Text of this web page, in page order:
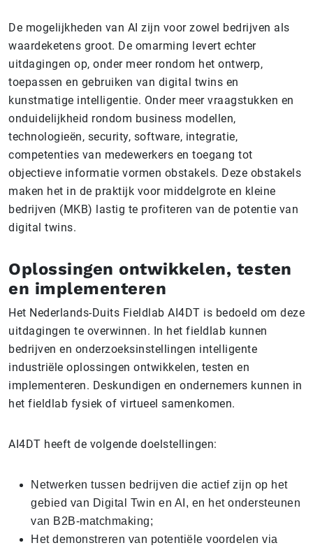
De mogelijkheden van AI zijn voor zowel bedrijven als
waardeketens groot. De omarming levert echter
uitdagingen op, onder meer rondom het ontwerp,
toepassen en gebruiken van digital twins en
kunstmatige intelligentie. Onder meer vraagstukken en
onduidelijkheid rondom business modellen,
technologieën, security, software, integratie,
competenties van medewerkers en toegang tot
objectieve informatie vormen obstakels. Deze obstakels
maken het in de praktijk voor middelgrote en kleine
bedrijven (MKB) lastig te profiteren van de potentie van
digital twins.
Oplossingen ontwikkelen, testen
en implementeren
Het Nederlands-Duits Fieldlab AI4DT is bedoeld om deze
uitdagingen te overwinnen. In het fieldlab kunnen
bedrijven en onderzoeksinstellingen intelligente
industriële oplossingen ontwikkelen, testen en
implementeren. Deskundigen en ondernemers kunnen in
het fieldlab fysiek of virtueel samenkomen.
AI4DT heeft de volgende doelstellingen:
Netwerken tussen bedrijven die actief zijn op het
gebied van Digital Twin en AI, en het ondersteunen
van B2B-matchmaking;
Het demonstreren van potentiële voordelen via